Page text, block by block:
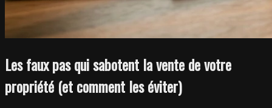
Les faux pas qui sabotent la vente de votre
propriété (et comment les éviter)